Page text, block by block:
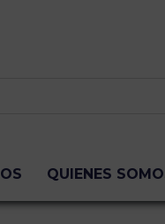
QUIENES